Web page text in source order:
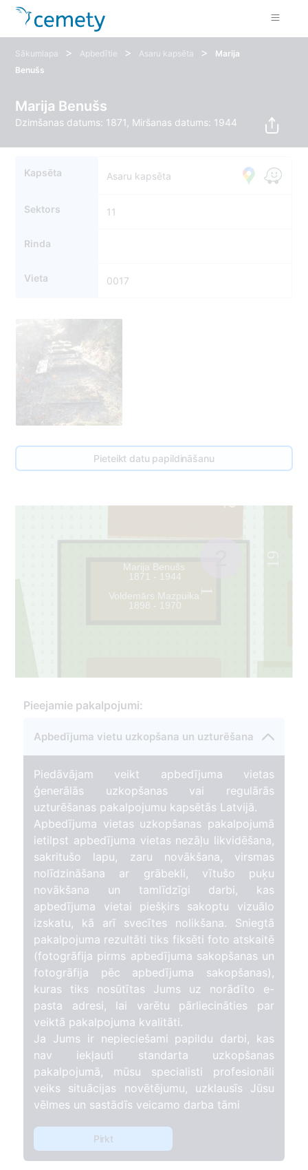
Sākumlapa > Apbedītie > Asaru kapsēta >
Marija
Benušs
Marija Benušs
Dzimšanas datums: 1871, Miršanas datums: 1944
Kapsēta Asaru kapsēta
Sektors 11
Rinda
Vieta 0017
Pieteikt datu papildināšanu
19
017A
17
1
2
Marija Benušs
1871 - 1944
Voldemārs Mazpuika
1898 - 1970
Pieejamie pakalpojumi:
Apbedījuma vietu uzkopšana un uzturēšana
Piedāvājam veikt apbedījuma vietas
ģenerālās uzkopšanas vai regulārās
uzturēšanas pakalpojumu kapsētās Latvijā.
Apbedījuma vietas uzkopšanas pakalpojumā
ietilpst apbedījuma vietas nezāļu likvidēšana,
sakritušo lapu, zaru novākšana, virsmas
nolīdzināšana ar grābekli, vītušo puķu
novākšana un tamlīdzīgi darbi, kas
apbedījuma vietai piešķirs sakoptu vizuālo
izskatu, kā arī svecītes nolikšana. Sniegtā
pakalpojuma rezultāti tiks fiksēti foto atskaitē
(fotogrāfija pirms apbedījuma sakopšanas un
fotogrāfija pēc apbedījuma sakopšanas),
kuras tiks nosūtītas Jums uz norādīto e-
pasta adresi, lai varētu pārliecināties par
veiktā pakalpojuma kvalitāti.
Ja Jums ir nepieciešami papildu darbi, kas
nav iekļauti standarta uzkopšanas
pakalpojumā, mūsu specialisti profesionāli
veiks situācijas novētējumu, uzklausīs Jūsu
vēlmes un sastādīs veicamo darba tāmi
Pirkt